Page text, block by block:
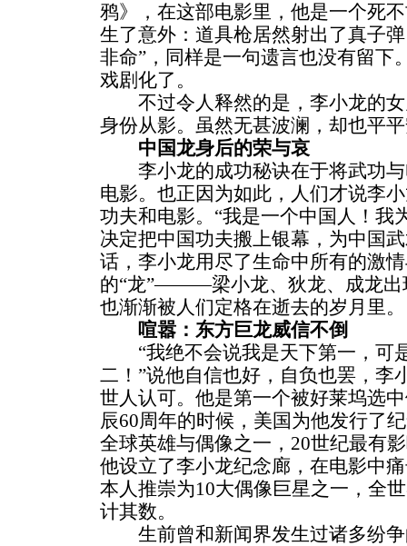
鸦》，在这部电影里，他是一个死
生了意外：道具枪居然射出了真子
非命”，同样是一句遗言也没有留下
戏剧化了。
不过令人释然的是，李小龙的女
身份从影。虽然无甚波澜，却也平
中国龙身后的荣与哀
李小龙的成功秘诀在于将武功与
电影。也正因为如此，人们才说李
功夫和电影。“我是一个中国人！我
决定把中国功夫搬上银幕，为中国
话，李小龙用尽了生命中所有的激
的“龙”———梁小龙、狄龙、成龙
也渐渐被人们定格在逝去的岁月里。
喧嚣：东方巨龙威信不倒
“我绝不会说我是天下第一，可
二！”说他自信也好，自负也罢，李
世人认可。他是第一个被好莱坞选
辰60周年的时候，美国为他发行了
全球英雄与偶像之一，20世纪最有
他设立了李小龙纪念廊，在电影中
本人推崇为10大偶像巨星之一，全
计其数。
生前曾和新闻界发生过诸多纷争